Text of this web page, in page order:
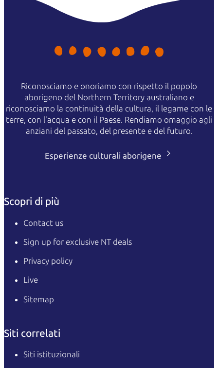
Riconosciamo e onoriamo con rispetto il popolo
aborigeno del Northern Territory australiano e
riconosciamo la continuità della cultura, il legame con le
terre, con l'acqua e con il Paese. Rendiamo omaggio agli
anziani del passato, del presente e del futuro.
Esperienze culturali aborigene
Scopri di più
Contact us
Sign up for exclusive NT deals
Privacy policy
Live
Sitemap
Siti correlati
Siti istituzionali